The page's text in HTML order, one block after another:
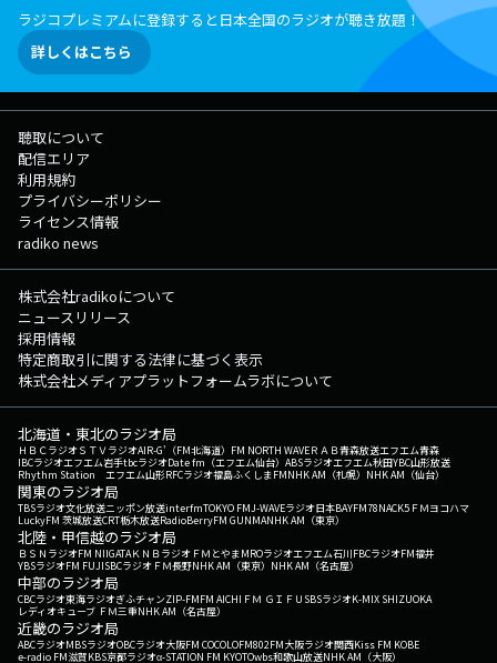
ラジコプレミアムに登録すると日本全国のラジオが聴き放題！
詳しくはこちら
聴取について
配信エリア
利用規約
プライバシーポリシー
ライセンス情報
radiko news
株式会社radikoについて
ニュースリリース
採用情報
特定商取引に関する法律に基づく表示
株式会社メディアプラットフォームラボについて
北海道・東北のラジオ局
ＨＢＣラジオＳＴＶラジオAIR-G'（FM北海道） FM NORTH WAVEＲＡＢ青森放送エフエム青森
IBCラジオエフエム岩手tbcラジオDate fm（エフエム仙台） ABSラジオエフエム秋田YBC山形放送
Rhythm Station エフエム山形RFCラジオ福島ふくしまFMNHK AM（札幌） NHK AM（仙台）
関東のラジオ局
TBSラジオ文化放送ニッポン放送interfmTOKYO FMJ-WAVEラジオ日本BAYFM78NACK5 ＦＭヨコハマ
LuckyFM 茨城放送CRT栃木放送RadioBerryFM GUNMANHK AM（東京）
北陸・甲信越のラジオ局
ＢＳＮラジオFM NIIGATAＫＮＢラジオ ＦＭとやまMROラジオエフエム石川FBCラジオFM福井
YBSラジオFM FUJISBCラジオ ＦＭ長野NHK AM（東京） NHK AM（名古屋）
中部のラジオ局
CBCラジオ東海ラジオぎふチャンZIP-FMFM AICHI ＦＭ ＧＩＦＵ SBSラジオK-MIX SHIZUOKA
レディオキューブ ＦＭ三重NHK AM（名古屋）
近畿のラジオ局
ABCラジオMBSラジオOBCラジオ大阪FM COCOLOFM802FM大阪ラジオ関西Kiss FM KOBE
e-radio FM滋賀KBS京都ラジオα-STATION FM KYOTOwbs和歌山放送NHK AM（大阪）